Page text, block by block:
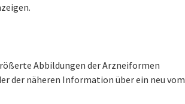
Abbildungen der Arzneiformen
der näheren Information über ein neu vom